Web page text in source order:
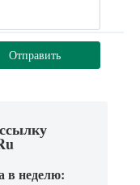
Отправить
в неделю: